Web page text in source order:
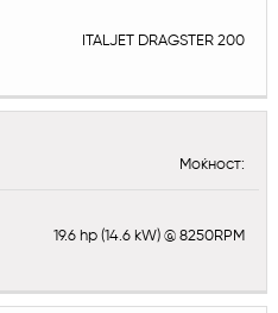
ITALJET DRAGSTER 200
Моќност:
19.6 hp (14.6 kW) @ 8250RPM